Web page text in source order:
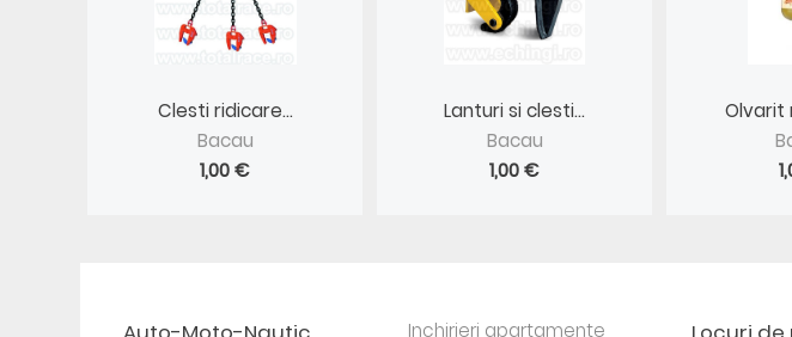
Clesti ridicare...
Bacau
1,00 €
Lanturi si clesti...
Bacau
1,00 €
Olvarit
Inchirieri apartamente